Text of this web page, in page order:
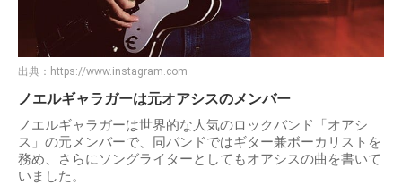
出典： https://www.instagram.com
ノエルギャラガーは元オアシスのメンバー
ノエルギャラガーは世界的な人気のロックバンド「オアシ
ス」の元メンバーで、同バンドではギター兼ボーカリストを
務め、さらにソングライターとしてもオアシスの曲を書いて
いました。